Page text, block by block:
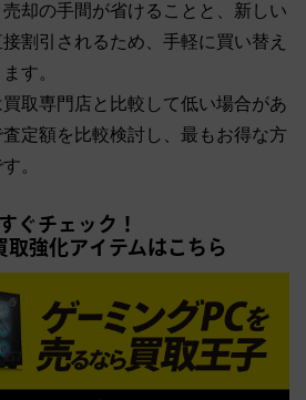
却の手間が省けることと、新しい
割引されるため、手軽に買い替え
す。
取専門店と比較して低い場合があ
定額を比較検討し、最もお得な方
。
ぐチェック！
取強化アイテムはこちら